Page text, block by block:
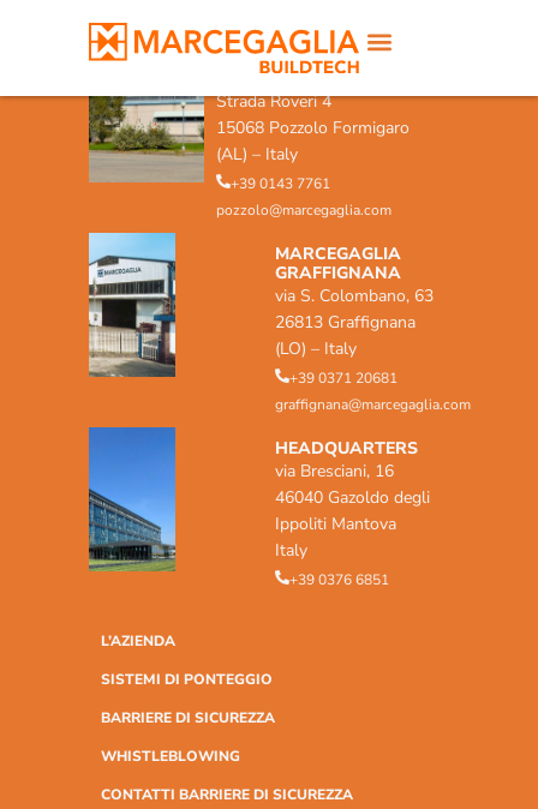
MARCEGAGLIA POZZOLO
FORMIGARO
Strada Roveri 4
15068 Pozzolo Formigaro
(AL) – Italy
+39 0143 7761
pozzolo@marcegaglia.com
MARCEGAGLIA
GRAFFIGNANA
via S. Colombano, 63
26813 Graffignana
(LO) – Italy
+39 0371 20681
graffignana@marcegaglia.com
HEADQUARTERS
via Bresciani, 16
46040 Gazoldo degli
Ippoliti Mantova
Italy
+39 0376 6851
L’AZIENDA
SISTEMI DI PONTEGGIO
BARRIERE DI SICUREZZA
WHISTLEBLOWING
CONTATTI BARRIERE DI SICUREZZA